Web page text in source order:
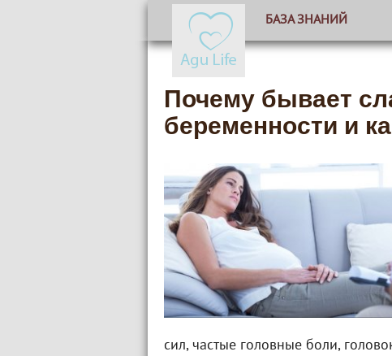
БАЗА ЗНАНИЙ
Почему бывает
беременности и
сил, частые головные боли,